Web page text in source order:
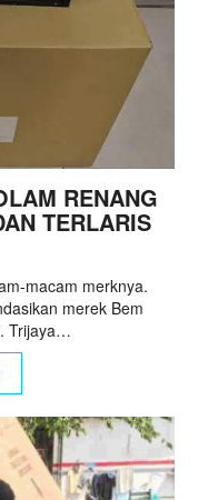
RENANG
TERLARIS
macam merknya.
merek Bem
Trijaya…